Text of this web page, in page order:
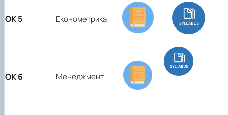
ОК 5 Економетрика
ОК 6 Менеджмент